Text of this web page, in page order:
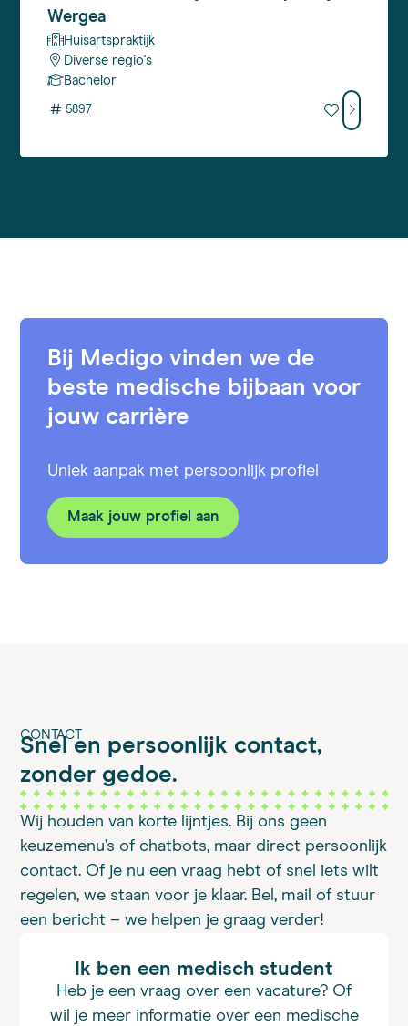
Wergea
Huisartspraktijk
Diverse regio's
Bachelor
# 5897
Bij Medigo vinden we de
beste medische bijbaan voor
jouw carrière
Uniek aanpak met persoonlijk profiel
Maak jouw profiel aan
CONTACT
Snel en persoonlijk contact,
zonder gedoe.
Wij houden van korte lijntjes. Bij ons geen
keuzemenu’s of chatbots, maar direct persoonlijk
contact. Of je nu een vraag hebt of snel iets wilt
regelen, we staan voor je klaar. Bel, mail of stuur
een bericht – we helpen je graag verder!
Ik ben een medisch student
Heb je een vraag over een vacature? Of
wil je meer informatie over een medische